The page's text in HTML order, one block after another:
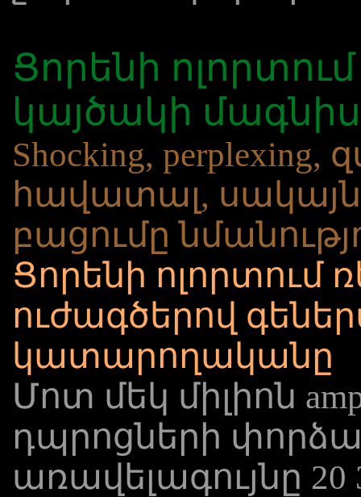
Ցորենի
կայծակի
Shocking,
հավատալ, սակայն
բացումը
Ցորենի ոլորտում
ուժագծերով
կատարողականը
Մոտ մեկ միլիոն
դպրոցների
առավելագույնը 20